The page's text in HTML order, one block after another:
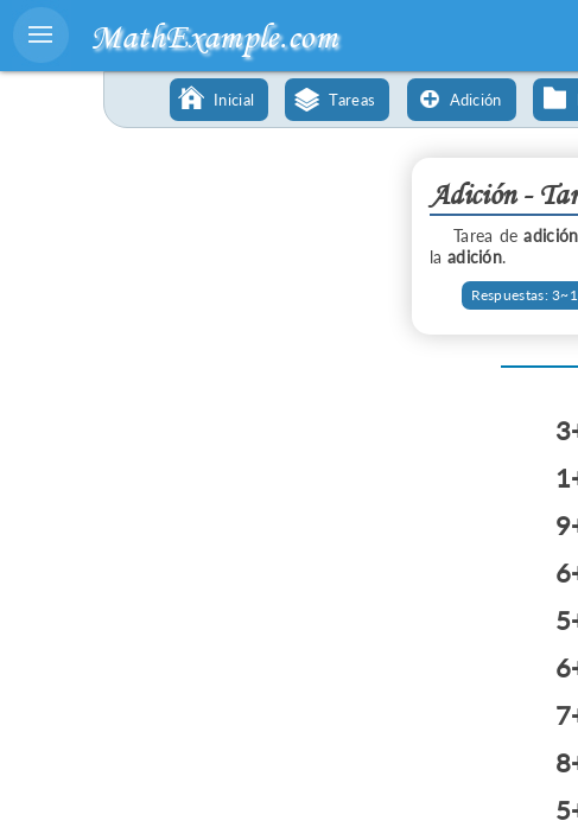
MathExample.com
Inicial Tareas Adición
Adición -
Tarea deadición
la adición.
Respuestas: